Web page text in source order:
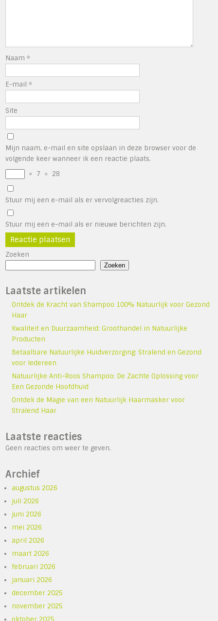
Naam*
E-mail*
Site
Mijn naam, e-mail en site opslaan in deze browser voor de
volgende keer wanneer ik een reactie plaats.
×
7 = 28
Stuur mij een e-mail als er vervolgreacties zijn.
Stuur mij een e-mail als er nieuwe berichten zijn.
Zoeken
Zoeken
Laatste artikelen
Ontdek de Kracht van Shampoo 100% Natuurlijk voor Gezond
Haar
Kwaliteit en Duurzaamheid: Groothandel in Natuurlijke
Producten
Betaalbare Natuurlijke Huidverzorging: Stralend en Gezond
voor Iedereen
Natuurlijke Anti-Roos Shampoo: De Zachte Oplossing voor
Een Gezonde Hoofdhuid
Ontdek de Magie van een Natuurlijk Haarmasker voor
Stralend Haar
Laatste reacties
Geen reacties om weer te geven.
Archief
augustus 2026
juli 2026
juni 2026
mei 2026
april 2026
maart 2026
februari 2026
januari 2026
december 2025
november 2025
oktober 2025